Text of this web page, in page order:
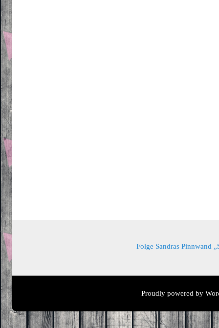
Folge Sandras Pinnwand
Proudly powered by